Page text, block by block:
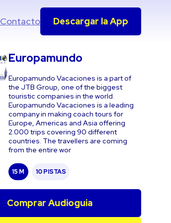
Contacto Descargar la App
Europamundo
Europamundo Vacaciones is a part of
the JTB Group, one of the biggest
touristic companies in the world.
Europamundo Vacaciones is a leading
company in making coach tours for
Europe, Americas and Asia offering
2.000 trips covering 90 different
countries. The travellers are coming
from the entire wor
15 M 10 PISTAS
Comprar Audioguia